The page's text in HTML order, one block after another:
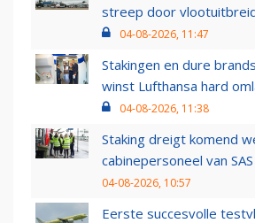
streep door
04-08-2026, 11:47
Stakingen en dure
winst Lufthansa hard
04-08-2026, 11:38
Staking dreigt komend
cabinepersoneel van
04-08-2026, 10:57
Eerste succesvolle